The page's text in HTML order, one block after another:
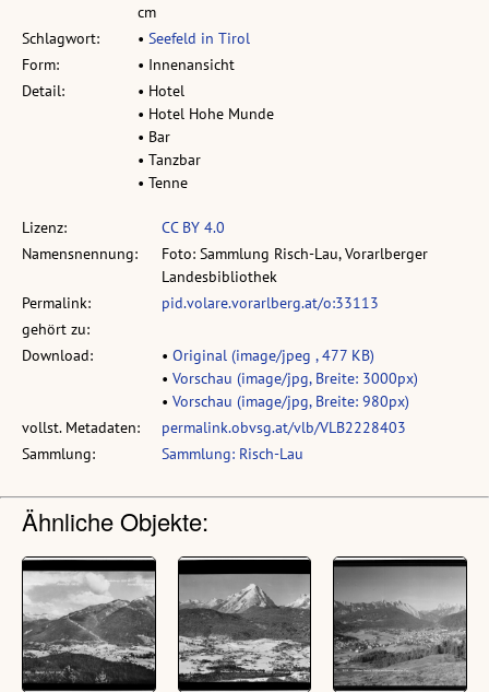
cm
Schlagwort:
• Seefeld in Tirol
Form:
• Innenansicht
Detail:
• Hotel
• Hotel Hohe Munde
• Bar
• Tanzbar
• Tenne
Lizenz:
CC BY 4.0
Namensnennung:
Foto: Sammlung Risch-Lau, Vorarlberger
Landesbibliothek
Permalink:
pid.volare.vorarlberg.at/o:33113
gehört zu:
Download:
• Original (image/jpeg , 477 KB)
• Vorschau (image/jpg, Breite: 3000px)
• Vorschau (image/jpg, Breite: 980px)
vollst. Metadaten:
permalink.obvsg.at/vlb/VLB2228403
Sammlung:
Sammlung: Risch-Lau
Ähnliche Objekte: